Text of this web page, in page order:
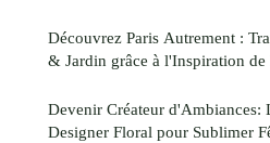
Découvrez Paris Autrement :
& Jardin grâce à l'Inspiration de
Devenir Créateur d'Ambiances:
Designer Floral pour Sublimer